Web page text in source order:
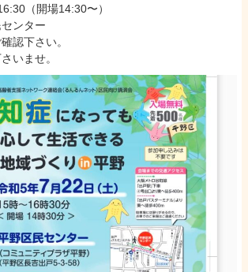
開場14:30〜）
センター
認下さい。
いませ。